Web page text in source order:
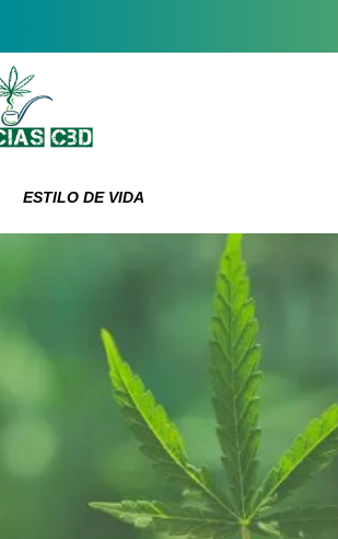
ESTILO DE VIDA